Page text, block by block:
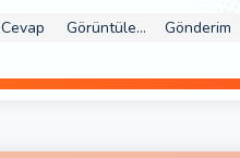
Cevap Görüntüleme Gönderim